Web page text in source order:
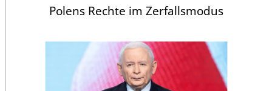
Polens Rechte im Zerfallsmodus